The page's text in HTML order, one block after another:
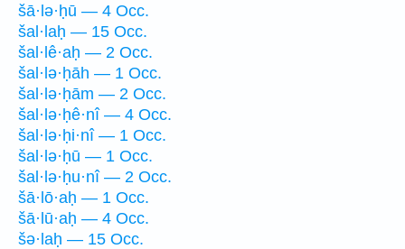
šā·lə·ḥū — 4 Occ.
šal·laḥ — 15 Occ.
šal·lê·aḥ — 2 Occ.
šal·lə·ḥāh — 1 Occ.
šal·lə·ḥām — 2 Occ.
šal·lə·ḥê·nî — 4 Occ.
šal·lə·ḥi·nî — 1 Occ.
šal·lə·ḥū — 1 Occ.
šal·lə·ḥu·nî — 2 Occ.
šā·lō·aḥ — 1 Occ.
šā·lū·aḥ — 4 Occ.
šə·laḥ — 15 Occ.